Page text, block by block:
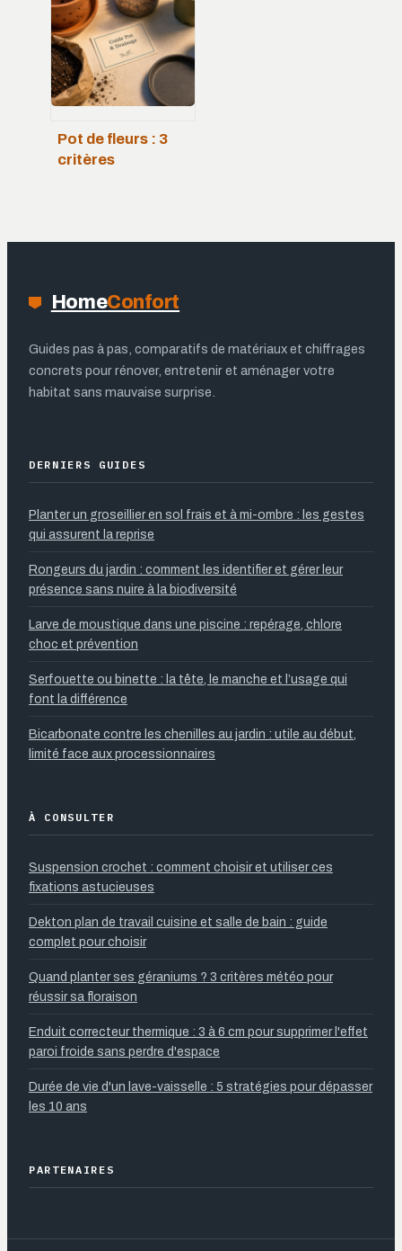
câblage et étapes
de montage
Pot de fleurs : 3
critères
racines
HomeConfort
Guides pas à pas, comparatifs de matériaux et chiffrages
concrets pour rénover, entretenir et aménager votre
habitat sans mauvaise surprise.
DERNIERS GUIDES
Planter un groseillier en sol frais et à mi-ombre : les gestes
qui assurent la reprise
Rongeurs du jardin : comment les identifier et gérer leur
présence sans nuire à la biodiversité
Larve de moustique dans une piscine : repérage, chlore
choc et prévention
Serfouette ou binette : la tête, le manche et l’usage qui
font la différence
Bicarbonate contre les chenilles au jardin : utile au début,
limité face aux processionnaires
À CONSULTER
Suspension crochet : comment choisir et utiliser ces
fixations astucieuses
Dekton plan de travail cuisine et salle de bain : guide
complet pour choisir
Quand planter ses géraniums ? 3 critères météo pour
réussir sa floraison
Enduit correcteur thermique : 3 à 6 cm pour supprimer l'effet
paroi froide sans perdre d'espace
Durée de vie d'un lave-vaisselle : 5 stratégies pour dépasser
les 10 ans
PARTENAIRES